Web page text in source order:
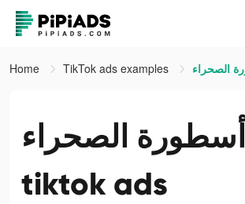
Home TikTok ads examples
أسطورة الصحراء
tiktok ads